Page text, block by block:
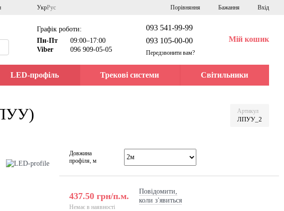
УкрРус Порівняння Бажання Вхід
Графік роботи:
Пн-Пт
09:00–17:00
Viber
096 909-05-05
093 541-99-99
093 105-00-00
Передзвонити вам?
Мій кошик
LED-профіль Трекові системи Світильники
Артикул
ЛПУУ_2
Довжина
профіля, м
437.50 грн/п.м.
Немає в наявності
Повідомити,
коли з'явиться